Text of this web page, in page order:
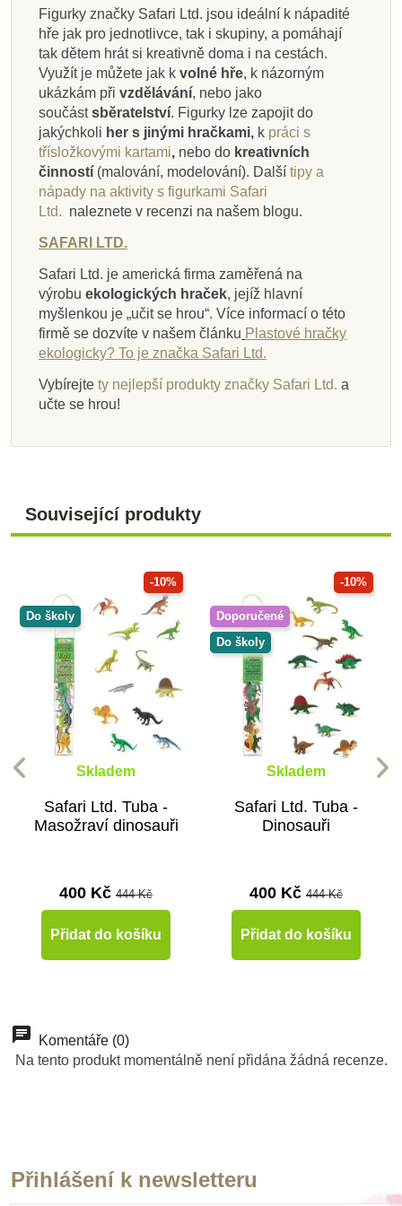
Figurky značky Safari Ltd. jsou ideální k nápadité
hře jak pro jednotlivce, tak i skupiny, a pomáhají
tak dětem hrát si kreativně doma i na cestách.
Využít je můžete jak k volné hře, k názorným
ukázkám při vzdělávání, nebo jako
součástsběratelství. Figurky lze zapojit do
jakýchkoli her s jinými hračkami, k práci s
třísložkovými kartami, nebo do kreativních
činností (malování, modelování). Další tipy a
nápady na aktivity s figurkami Safari
Ltd. naleznete v recenzi na našem blogu.
SAFARI LTD.
Safari Ltd. je americká firma zaměřená na
výrobu ekologických hraček, jejíž hlavní
myšlenkou je „učit se hrou“. Více informací o této
firmě se dozvíte v našem článku Plastové hračky
ekologicky? To je značka Safari Ltd.
Vybírejte ty nejlepší produkty značky Safari Ltd. a
učte se hrou!
Související produkty
-10%
Do školy
Skladem
Safari Ltd. Tuba -
Masožraví dinosauři
400 Kč 444 Kč
Přidat do košíku
-10%
Doporučené
Do školy
Skladem
Safari Ltd. Tuba -
Dinosauři
400 Kč 444 Kč
Přidat do košíku
Do školy
Skladem
Novinka
Do školy
Na dotaz
Komentáře (0)
Na tento produkt momentálně není přidána žádná recenze.
Přihlášení k newsletteru